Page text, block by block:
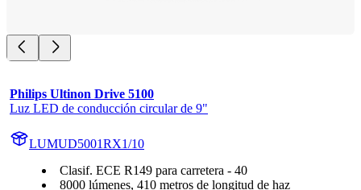
Philips Ultinon Drive 5100
Luz LED de conducción circular de 9"
LUMUD5001RX1/10
Clasif. ECE R149 para carretera - 40
8000 lúmenes, 410 metros de longitud de haz